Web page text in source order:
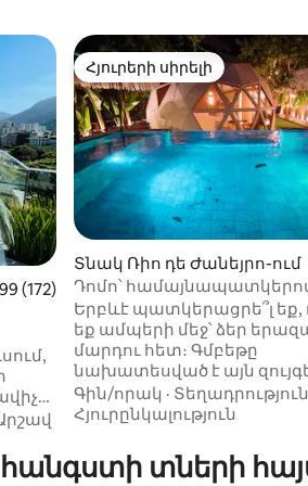
վարկանիշը՝ 5-ից 4,99, 172
(172)
։
Հյուրերի սիրելի
Հյուրերի սիրելի
Տնակ Ռիո դե Ժանեյրո-ում
Դոմո՝
Երբևէ պատկերացրե՞լ եք,
եք ամպերի մեջ՝ ձեր
մարդու հետ։ Գմբեթը
նախատեսված է այն
համար, որոնք փնտրում են
հիշողության մեջ և
զգայական
Ինտերիրից բացվում է 180°
Գին/որակ · Տեղադրություն
Հյուրընկալություն
տների